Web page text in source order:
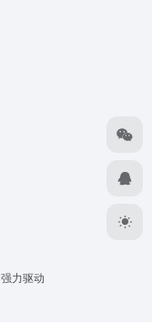
强力驱动